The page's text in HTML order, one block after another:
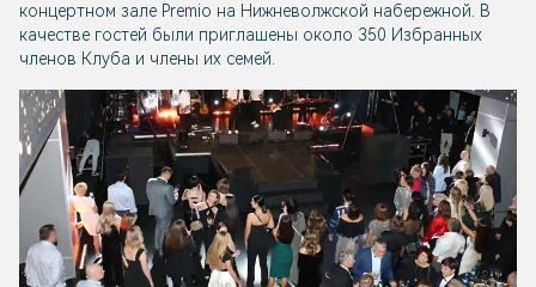
концертном зале Premio на Нижневолжской набережной. В
качестве гостей были приглашены около 350 Избранных
членов Клуба и члены их семей.